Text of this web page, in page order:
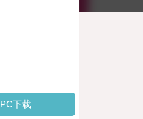
PC下载